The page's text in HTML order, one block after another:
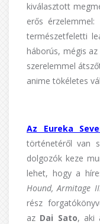
kiválasztott
erős
természetfeletti
háborús, mégis az
szerelemmel
anime tökéletes
Az Eureka
történetéről van
dolgozók keze
lehet, hogy a
Hound, Armitage
rész
az Dai Sato, aki